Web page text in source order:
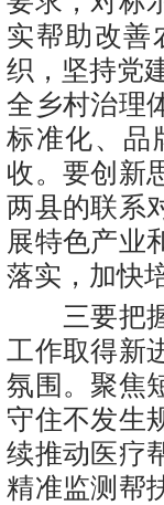
实帮助改善
织，坚持党
全乡村治理
标准化、品
收。要创新
两县的联系
展特色产业
落实，加快
三要把握
工作取得新
氛围。聚焦
守住不发生
续推动医疗
精准监测帮